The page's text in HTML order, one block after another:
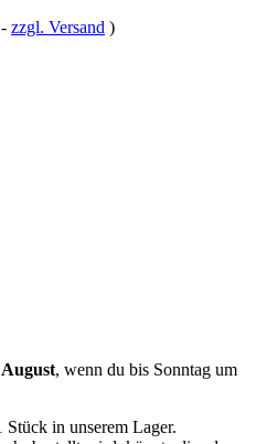
- zzgl. Versand )
, wenn du bis Sonntag um
in unserem Lager.